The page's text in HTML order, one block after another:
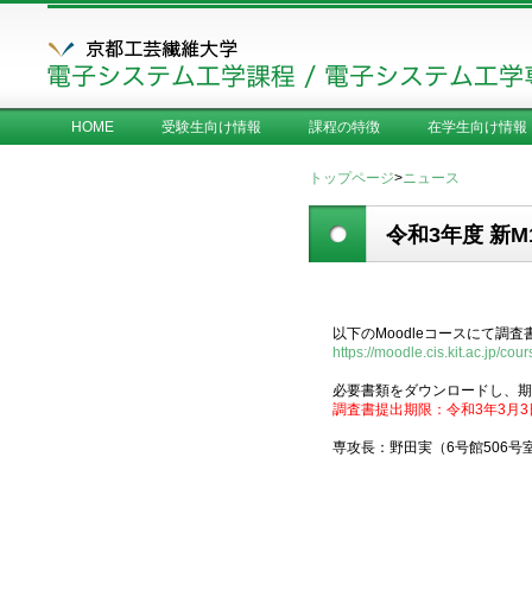
HOME 受験生向け情報 課程の特徴 在学生向け情報
トップページ>ニュース
令和3年度 新
以下のMoodleコースにて調査
https://moodle.cis.kit.ac.jp/
必要書類をダウンロードし、
調査書提出期限：令和3年3月
専攻長：野田実（6号館506号